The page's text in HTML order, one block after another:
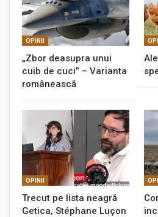
OPINII
„Zbor deasupra unui
cuib de cuci” – Varianta
românească
OPINII
Trecut pe lista neagră
Getica, Stéphane Luçon